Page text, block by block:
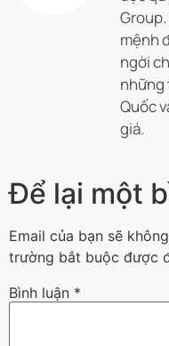
mệnh
ngời
những
Quốc
giá.
Để lại một
Email của bạn sẽ
trường bắt buộc được
Bình luận *